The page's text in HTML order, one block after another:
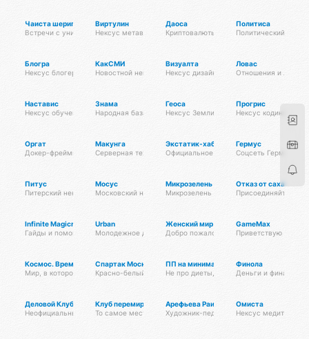
Чаиста шериг
Встречи с уникальной отмосферой и утончёными ароматами
Виртулин
Нексус метавселенных
Даоса
Криптовалюты и блокчейны
Политиса
Политический
Блогра
Нексус блогеров
КакСМИ
Новостной нексус
Визуалта
Нексус дизайна
Ловас
Отношения и любовь
Наставис
Нексус обучения
Знама
Народная база знаний
Геоса
Нексус Земли
Прогрис
Нексус кодинга
Оргат
Докер-фреймворк
Макунга
Серверная технология
Экстатик-хаб
Официальное сообщество Омисты
Гермус
Соцсеть Германии
Питус
Питерский нексус
Мосус
Московский нексус
Микрозелень оптом
Микрозелень оптом для поставщиков,
Отказ от сахара
Присоединяйтесь к
Infinite Magicraid
Гайды и помощь по игре
Urban
Молодежное движение по улицам города
Женский мир
Добро пожаловать в мир красоты и
GameMax
Приветствую всех
Космос. Время. Пространство.
Мир, в котором живет каждый из нас
Спартак Москва
Красно-белый контент. Новости. Мысли. Расписание
ПП на минималках
Не про диеты, про здоровье. Только
Финола
Деньги и финансы
Деловой Клуб Русской Дружины
Неофициальный хаб
Клуб перемирия
То самое место
Арефьева Раиса Дмитриевна
Художник-педагог
Омиста
Нексус медитации